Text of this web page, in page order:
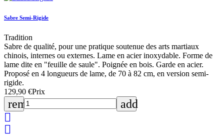
Sabre Semi-Rigide
Tradition
Sabre de qualité, pour une pratique soutenue des arts martiaux
chinois, internes ou externes. Lame en acier inoxydable. Forme de
lame dite en "feuille de saule". Poignée en bois. Garde en acier.
Proposé en 4 longueurs de lame, de 70 à 82 cm, en version semi-
rigide.
129,90 €Prix
remove
add

